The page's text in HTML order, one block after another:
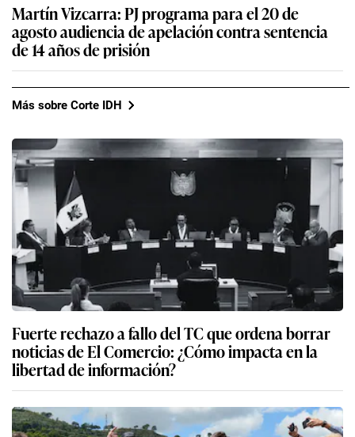
Martín Vizcarra: PJ programa para el 20 de
agosto audiencia de apelación contra sentencia
de 14 años de prisión
Más sobre Corte IDH
Fuerte rechazo a fallo del TC que ordena borrar
noticias de El Comercio: ¿Cómo impacta en la
libertad de información?